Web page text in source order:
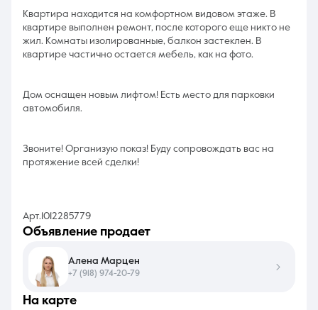
Квартира находится на комфортном видовом этаже. В
квартире выполнен ремонт, после которого еще никто не
жил. Комнаты изолированные, балкон застеклен. В
квартире частично остается мебель, как на фото.
Дом оснащен новым лифтом! Есть место для парковки
автомобиля.
Звоните! Организую показ! Буду сопровождать вас на
протяжение всей сделки!
Арт.1012285779
на карте
объявление продает
Алена Марцен
+7 (918) 974-20-79